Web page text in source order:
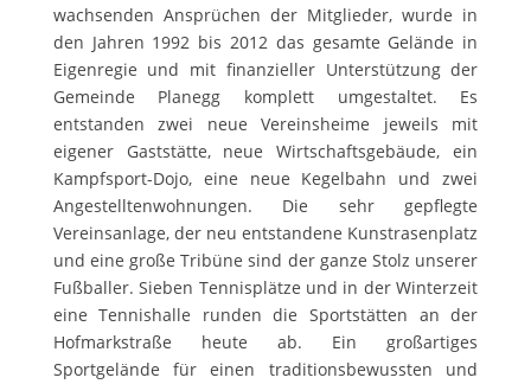
wachsenden Ansprüchen der Mitglieder, wurde in
den Jahren 1992 bis 2012 das gesamte Gelände in
Eigenregie und mit finanzieller Unterstützung der
Gemeinde Planegg komplett umgestaltet. Es
entstanden zwei neue Vereinsheime jeweils mit
eigener Gaststätte, neue Wirtschaftsgebäude, ein
Kampfsport-Dojo, eine neue Kegelbahn und zwei
Angestelltenwohnungen. Die sehr gepflegte
Vereinsanlage, der neu entstandene Kunstrasenplatz
und eine große Tribüne sind der ganze Stolz unserer
Fußballer. Sieben Tennisplätze und in der Winterzeit
eine Tennishalle runden die Sportstätten an der
Hofmarkstraße heute ab. Ein großartiges
Sportgelände für einen traditionsbewussten und